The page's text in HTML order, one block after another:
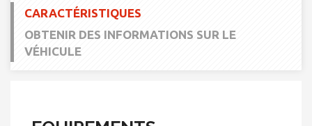
CARACTÉRISTIQUES
OBTENIR DES INFORMATIONS SUR LE
VÉHICULE